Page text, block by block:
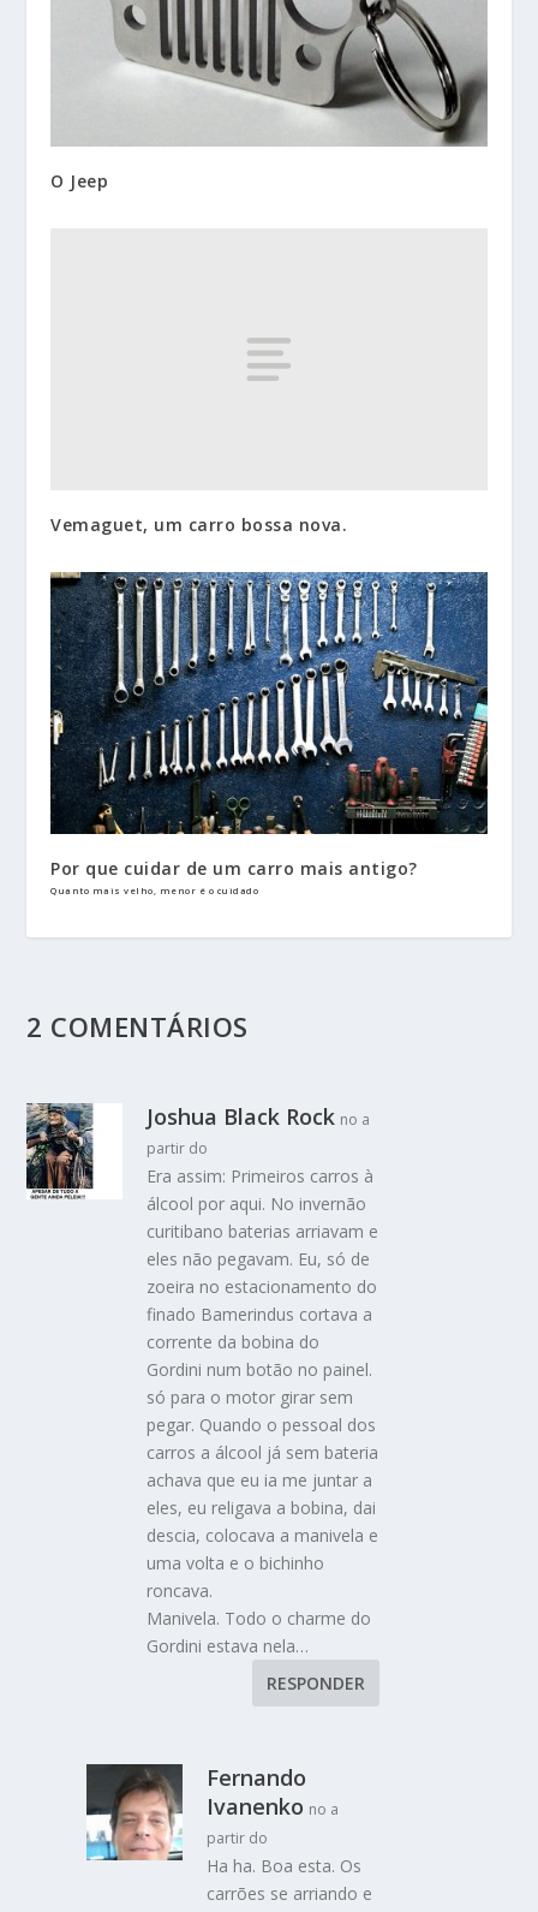
O Jeep
Vemaguet, um carro bossa nova.
Por que cuidar de um carro mais antigo?
Quanto mais velho, menor é o cuidado
2 COMENTÁRIOS
Joshua Black Rock no a
partir do
Era assim: Primeiros carros à
álcool por aqui. No invernão
curitibano baterias arriavam e
eles não pegavam. Eu, só de
zoeira no estacionamento do
finado Bamerindus cortava a
corrente da bobina do
Gordini num botão no painel.
só para o motor girar sem
pegar. Quando o pessoal dos
carros a álcool já sem bateria
achava que eu ia me juntar a
eles, eu religava a bobina, dai
descia, colocava a manivela e
uma volta e o bichinho
roncava.
Manivela. Todo o charme do
Gordini estava nela…
RESPONDER
Fernando
Ivanenko no a
partir do
Ha ha. Boa esta. Os
carrões se arriando e